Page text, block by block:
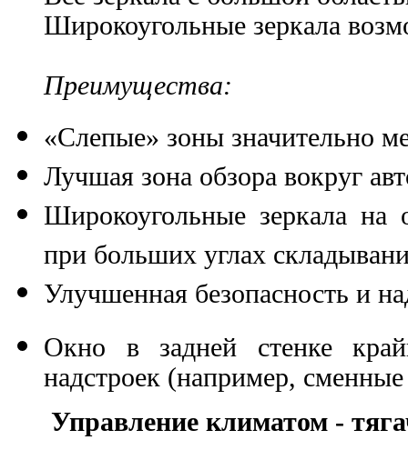
Широкоугольные зеркала
Преимущества:
«Слепые» зоны значительно
Лучшая зона обзора вокруг
Широкоугольные зеркала на
при больших углах
Улучшенная безопасность и
Окно в задней стенке
надстроек (например,
Управление климатом -